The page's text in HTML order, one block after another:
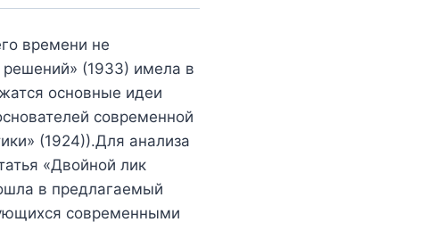
времени не
решений» (1933) имела в
основные идеи
современной
(1924)).Для анализа
«Двойной лик
в предлагаемый
современными